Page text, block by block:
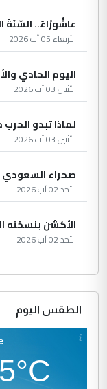
عاشُورْاءُ.. السّنَةُ
الأربعاء 05 آب 2026
اليوم الحادي
الأثنين 03 آب 2026
لماذا تبدو
الأثنين 03 آب 2026
صحراء السعودي
الأحد 02 آب 2026
الأكشن بنسخته
الأحد 02 آب 2026
الطقس اليوم